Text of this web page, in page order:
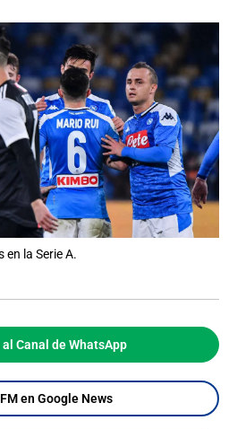
en la Serie A.
Canal de WhatsApp
en Google News